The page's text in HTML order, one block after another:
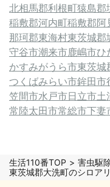
北相馬郡利根町猿島郡
稲敷郡河内町稲敷郡阿
那珂郡東海村東茨城郡
守谷市潮来市鹿嶋市ひ
かすみがうら市東茨城
つくばみらい市鉾田市
笠間市水戸市日立市土
常陸太田市常総市下妻
生活110番TOP 害虫駆
東茨城郡大洗町のシロア